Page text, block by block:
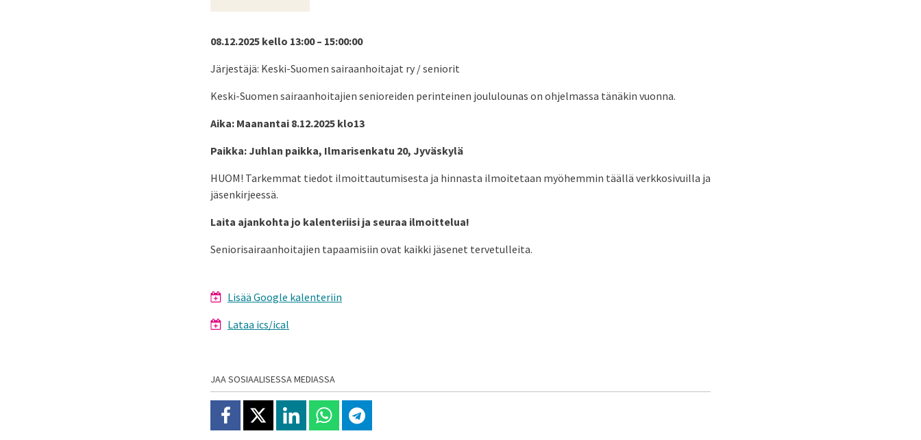
08.12.2025 kello 13:00 – 15:00:00
Järjestäjä: Keski-Suomen sairaanhoitajat ry / seniorit
Keski-Suomen sairaanhoitajien senioreiden perinteinen joululounas on ohjelmassa tänäkin vuonna.
Aika: Maanantai 8.12.2025 klo13
Paikka: Juhlan paikka, Ilmarisenkatu 20, Jyväskylä
HUOM! Tarkemmat tiedot ilmoittautumisesta ja hinnasta ilmoitetaan myöhemmin täällä verkkosivuilla ja
jäsenkirjeessä.
Laita ajankohta jo kalenteriisi ja seuraa ilmoittelua!
Seniorisairaanhoitajien tapaamisiin ovat kaikki jäsenet tervetulleita.
Lisää Google kalenteriin
Lataa ics/ical
JAA SOSIAALISESSA MEDIASSA
Jaa Facebookissa
Jaa X:ssäJaa Linkedinissä
Jaa Whatsappissa
Jaa Telegramissa